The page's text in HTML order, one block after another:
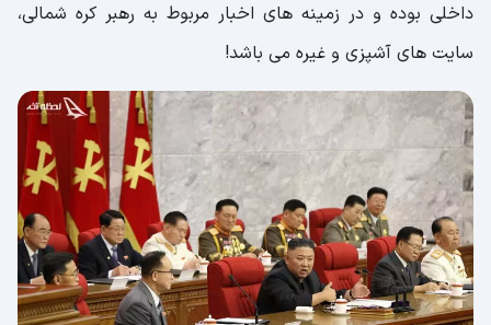
داخلی بوده و در زمینه های اخبار مربوط به رهبر کره شمالی،
سایت های آشپزی و غیره می باشد!